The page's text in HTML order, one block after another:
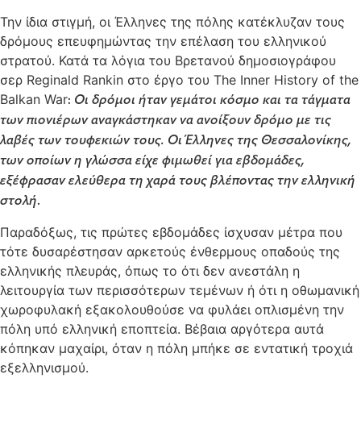
Την ίδια στιγμή, οι Έλληνες της πόλης κατέκλυζαν τους
δρόμους επευφημώντας την επέλαση του ελληνικού
στρατού. Κατά τα λόγια του Βρετανού δημοσιογράφου
σερ Reginald Rankin στο έργο του The Inner History of the
Balkan War: Οι δρόμοι ήταν γεμάτοι κόσμο και τα τάγματα
των πιονιέρων αναγκάστηκαν να ανοίξουν δρόμο με τις
λαβές των τουφεκιών τους. Οι Έλληνες της Θεσσαλονίκης,
των οποίων η γλώσσα είχε φιμωθεί για εβδομάδες,
εξέφρασαν ελεύθερα τη χαρά τους βλέποντας την ελληνική
στολή.
Παραδόξως, τις πρώτες εβδομάδες ίσχυσαν μέτρα που
τότε δυσαρέστησαν αρκετούς ένθερμους οπαδούς της
ελληνικής πλευράς, όπως το ότι δεν ανεστάλη η
λειτουργία των περισσότερων τεμένων ή ότι η οθωμανική
χωροφυλακή εξακολουθούσε να φυλάει οπλισμένη την
πόλη υπό ελληνική εποπτεία. Βέβαια αργότερα αυτά
κόπηκαν μαχαίρι, όταν η πόλη μπήκε σε εντατική τροχιά
εξελληνισμού.